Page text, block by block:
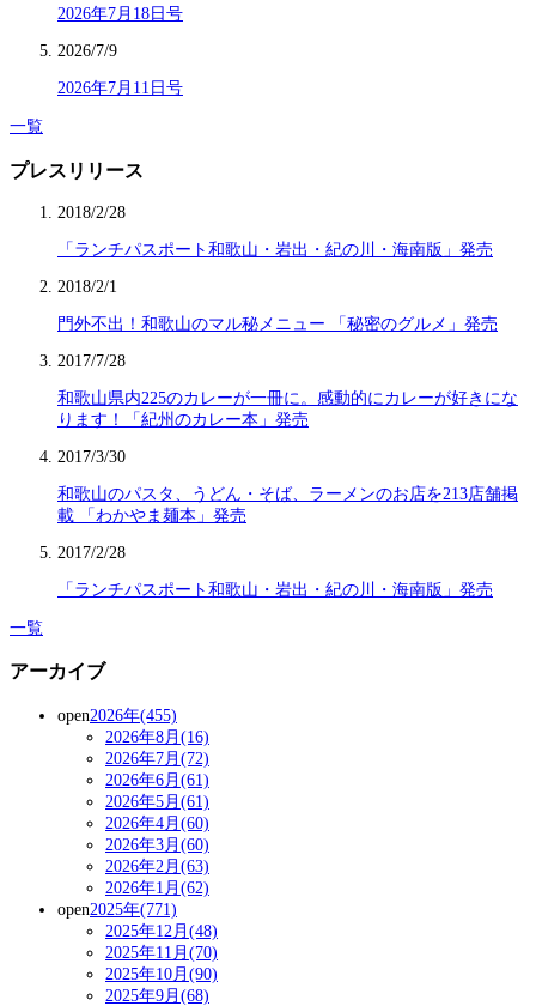
2026年7月18日号
2026/7/9
2026年7月11日号
一覧
プレスリリース
2018/2/28
「ランチパスポート和歌山・岩出・紀の川・海南版」発売
2018/2/1
門外不出！和歌山のマル秘メニュー 「秘密のグルメ」発売
2017/7/28
和歌山県内225のカレーが一冊に。感動的にカレーが好きにな
ります！「紀州のカレー本」発売
2017/3/30
和歌山のパスタ、うどん・そば、ラーメンのお店を213店舗掲
載 「わかやま麺本」発売
2017/2/28
「ランチパスポート和歌山・岩出・紀の川・海南版」発売
一覧
アーカイブ
open2026年(455)
2026年8月(16)
2026年7月(72)
2026年6月(61)
2026年5月(61)
2026年4月(60)
2026年3月(60)
2026年2月(63)
2026年1月(62)
open2025年(771)
2025年12月(48)
2025年11月(70)
2025年10月(90)
2025年9月(68)